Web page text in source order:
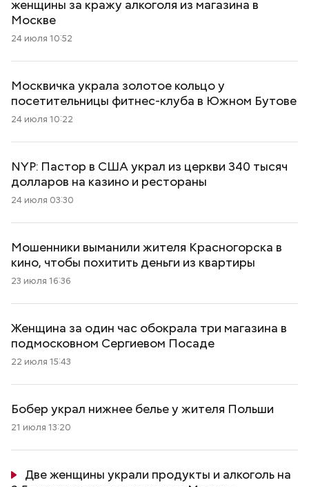
женщины за кражу алкоголя из магазина в
Москве
24 июля 10:52
Москвичка украла золотое кольцо у
посетительницы фитнес-клуба в Южном Бутове
24 июля 10:22
NYP: Пастор в США украл из церкви 340 тысяч
долларов на казино и рестораны
24 июля 03:30
Мошенники выманили жителя Красногорска в
кино, чтобы похитить деньги из квартиры
23 июля 16:36
Женщина за один час обокрала три магазина в
подмосковном Сергиевом Посаде
22 июля 15:43
Бобер украл нижнее белье у жителя Польши
21 июля 13:20
Две женщины украли продукты и алкоголь на